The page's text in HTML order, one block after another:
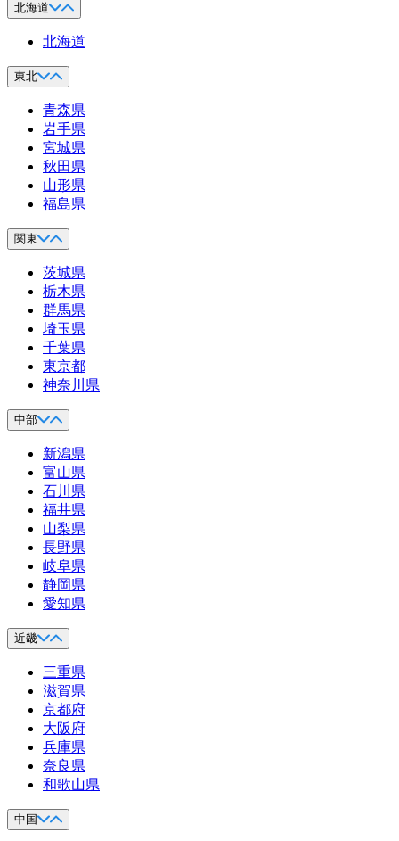
北海道
北海道
東北
青森県
岩手県
宮城県
秋田県
山形県
福島県
関東
茨城県
栃木県
群馬県
埼玉県
千葉県
東京都
神奈川県
中部
新潟県
富山県
石川県
福井県
山梨県
長野県
岐阜県
静岡県
愛知県
近畿
三重県
滋賀県
京都府
大阪府
兵庫県
奈良県
和歌山県
中国